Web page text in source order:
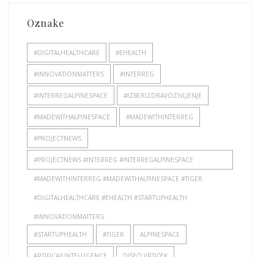
Oznake
#DIGITALHEALTHCARE #EHEALTH
#INNOVATIONMATTERS #INTERREG
#INTERREGALPINESPACE #IZBERIZDRAVOZIVLJENJE
#MADEWITHALPINESPACE #MADEWITHINTERREG
#PROJECTNEWS
#PROJECTNEWS #INTERREG #INTERREGALPINESPACE
#MADEWITHINTERREG #MADEWITHALPINESPACE #TIGER
#DIGITALHEALTHCARE #EHEALTH #STARTUPHEALTH
#INNOVATIONMATTERS
#STARTUPHEALTH #TIGER ALPINESPACE